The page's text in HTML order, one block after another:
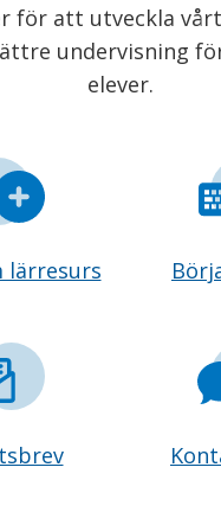
för att utveckla
undervisning
elever.
lärresurs